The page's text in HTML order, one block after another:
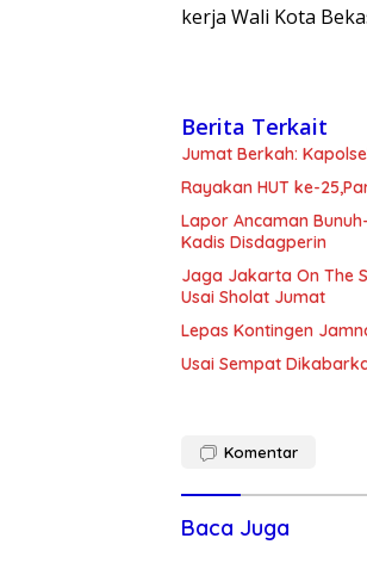
kerja Wali Kota
Berita Terkait
Jumat Berkah:
Rayakan HUT ke-
Lapor Ancaman
Kadis Disdagperin
Jaga Jakarta On The
Usai Sholat Jumat
Lepas Kontingen
Usai Sempat
Komentar
Baca Juga